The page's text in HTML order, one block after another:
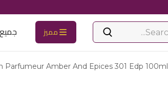
مميز
Parfumeur Amber And Epices 301 Edp 100ml